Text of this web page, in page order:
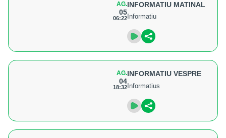
AG.
05
06:22
INFORMATIU MATINAL
Informatiu
AG.
04
18:32
INFORMATIU VESPRE
Informatius